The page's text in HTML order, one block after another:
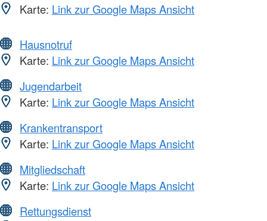
Karte: Link zur Google Maps Ansicht
Hausnotruf
Karte: Link zur Google Maps Ansicht
Jugendarbeit
Karte: Link zur Google Maps Ansicht
Krankentransport
Karte: Link zur Google Maps Ansicht
Mitgliedschaft
Karte: Link zur Google Maps Ansicht
Rettungsdienst